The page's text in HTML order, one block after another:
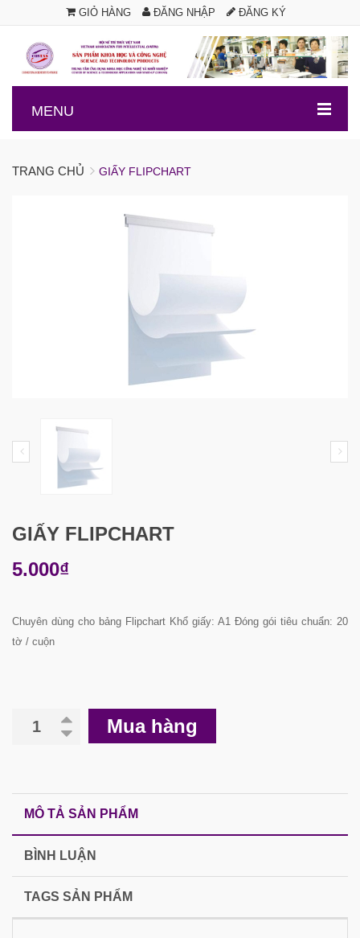
GIỎ HÀNG ĐĂNG NHẬP ĐĂNG KÝ
.
MENU
TRANG CHỦ GIẤY FLIPCHART
GIẤY FLIPCHART
5.000₫
Chuyên dùng cho bảng Flipchart Khổ giấy: A1 Đóng gói tiêu chuẩn: 20
tờ / cuộn
Mua hàng
MÔ TẢ SẢN PHẨM
BÌNH LUẬN
TAGS SẢN PHẨM